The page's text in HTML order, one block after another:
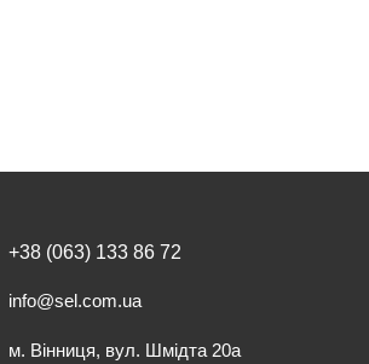
+38 (063) 133 86 72
info@sel.com.ua
м. Вінниця, вул. Шмідта 20а